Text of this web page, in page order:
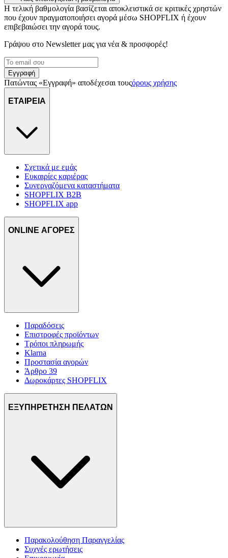
Η τελική βαθμολογία βασίζεται αποκλειστικά σε κριτικές χρηστών
που έχουν πραγματοποιήσει αγορά μέσω SHOPFLIX ή έχουν
επιβεβαιώσει την αγορά τους.
Γράψου στο Νewsletter μας για νέα & προσφορές!
Εγγραφή
Πατώντας «Εγγραφή» αποδέχεσαι τουςόρους χρήσης
ΕΤΑΙΡΕΙΑ
Σχετικά με εμάς
Ευκαιρίες καριέρας
Συνεργαζόμενα καταστήματα
SHOPFLIX B2B
SHOPFLIX app
ONLINE ΑΓΟΡΕΣ
Παραδόσεις
Επιστροφές προϊόντων
Τρόποι πληρωμής
Klarna
Προστασία αγορών
Άρθρο 39
Δωροκάρτες SHOPFLIX
ΕΞΥΠΗΡΕΤΗΣΗ ΠΕΛΑΤΩΝ
Παρακολούθηση Παραγγελίας
Συχνές ερωτήσεις